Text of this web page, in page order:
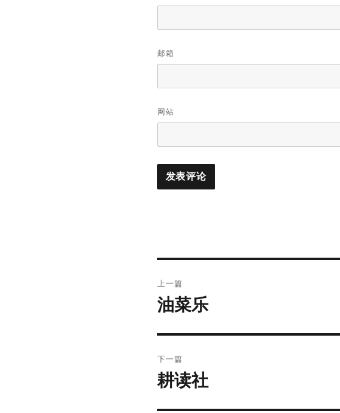
邮箱
网站
章
上一篇
上
文
油菜乐
下一篇
下
耕读社